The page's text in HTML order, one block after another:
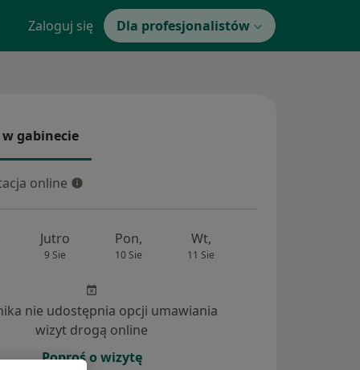
Zaloguj się Dla profesjonalistów
gabinecie
gabinecie
online
online
Jutro
9 Sie
Pon,
10 Sie
Wt,
11 Sie
nie udostępnia opcji umawiania
wizyt drogą online
Poproś o wizytę